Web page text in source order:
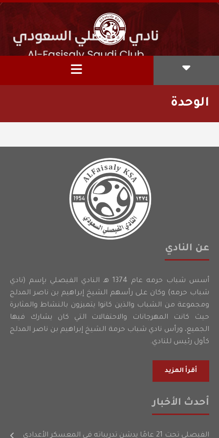
الوحدة
عن النادي
أسس شباب حرمه عام 1374 هـ النادي الفيصلي بإسم (نادي
شباب حرمه) وكان على رأسهم الشيخ إبراهيم بن ناصر المدلج
ومجموعة من الشباب والذين كانوا يتميزون بالنشاط والمثابرة
حيث كانت المهرجانات والاحتفالات التي كان يشارك فيها
الجميع، ورأس نادي شباب حرمة الشيخ إبراهيم بن ناصر المدلج
كأول رئيس للنادي.
أقرأ المزيد
أحدث الأخبار
الفيصلي تحت 21 عامًا يدشن تدريباته في المعسكر الأعدادي